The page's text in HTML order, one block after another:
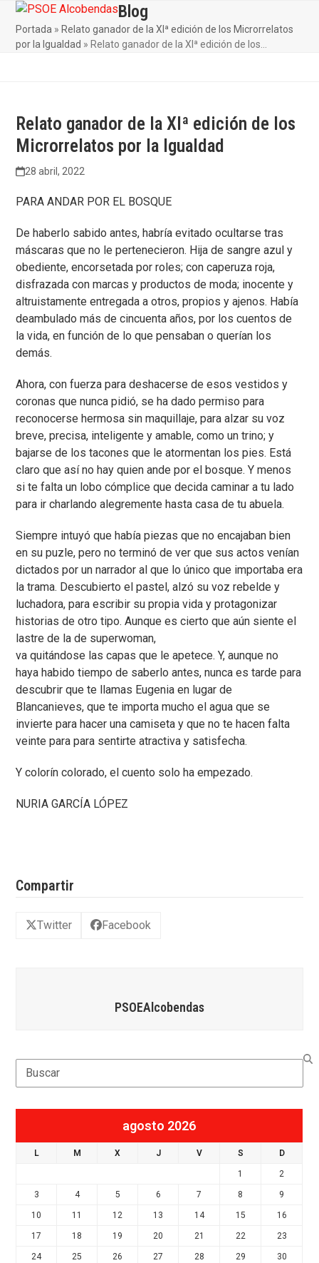
Skip
content
Open
mobile
Close
mobile
Blog
Portada » Relato ganador de la XIª edición de los Microrrelatos
por la Igualdad » Relato ganador de la XIª edición de los…
Relato ganador de la XIª edición de los
Microrrelatos por la Igualdad
28 abril, 2022
PARA ANDAR POR EL BOSQUE
De haberlo sabido antes, habría evitado ocultarse tras
máscaras que no le pertenecieron. Hija de sangre azul y
obediente, encorsetada por roles; con caperuza roja,
disfrazada con marcas y productos de moda; inocente y
altruistamente entregada a otros, propios y ajenos. Había
deambulado más de cincuenta años, por los cuentos de
la vida, en función de lo que pensaban o querían los
demás.
Ahora, con fuerza para deshacerse de esos vestidos y
coronas que nunca pidió, se ha dado permiso para
reconocerse hermosa sin maquillaje, para alzar su voz
breve, precisa, inteligente y amable, como un trino; y
bajarse de los tacones que le atormentan los pies. Está
claro que así no hay quien ande por el bosque. Y menos
si te falta un lobo cómplice que decida caminar a tu lado
para ir charlando alegremente hasta casa de tu abuela.
Siempre intuyó que había piezas que no encajaban bien
en su puzle, pero no terminó de ver que sus actos venían
dictados por un narrador al que lo único que importaba era
la trama. Descubierto el pastel, alzó su voz rebelde y
luchadora, para escribir su propia vida y protagonizar
historias de otro tipo. Aunque es cierto que aún siente el
lastre de la de superwoman,
va quitándose las capas que le apetece. Y, aunque no
haya habido tiempo de saberlo antes, nunca es tarde para
descubrir que te llamas Eugenia en lugar de
Blancanieves, que te importa mucho el agua que se
invierte para hacer una camiseta y que no te hacen falta
veinte para para sentirte atractiva y satisfecha.
Y colorín colorado, el cuento solo ha empezado.
NURIA GARCÍA LÓPEZ
Compartir
Twitter Facebook
PSOEAlcobendas
Search
agosto 2026
L M X J V S D
1 2
3 4 5 6 7 8 9
10 11 12 13 14 15 16
17 18 19 20 21 22 23
24 25 26 27 28 29 30